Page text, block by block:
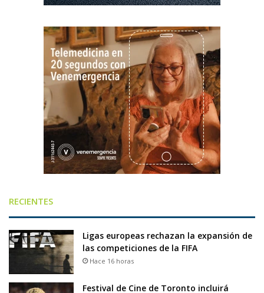
RECIENTES
Ligas europeas rechazan la expansión de
las competiciones de la FIFA
Hace 16 horas
Festival de Cine de Toronto incluirá